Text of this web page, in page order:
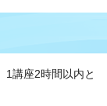
1講座2時間以内と